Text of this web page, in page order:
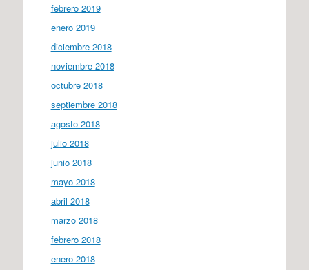
febrero 2019
enero 2019
diciembre 2018
noviembre 2018
octubre 2018
septiembre 2018
agosto 2018
julio 2018
junio 2018
mayo 2018
abril 2018
marzo 2018
febrero 2018
enero 2018